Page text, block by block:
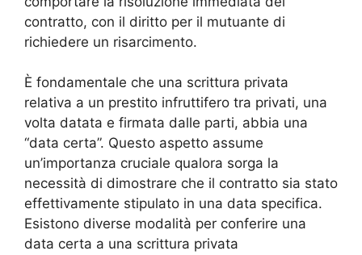
contratto, con il diritto per il mutuante di
richiedere un risarcimento.
È fondamentale che una scrittura privata
relativa a un prestito infruttifero tra privati, una
volta datata e firmata dalle parti, abbia una
“data certa”. Questo aspetto assume
un’importanza cruciale qualora sorga la
necessità di dimostrare che il contratto sia stato
effettivamente stipulato in una data specifica.
Esistono diverse modalità per conferire una
data certa a una scrittura privata